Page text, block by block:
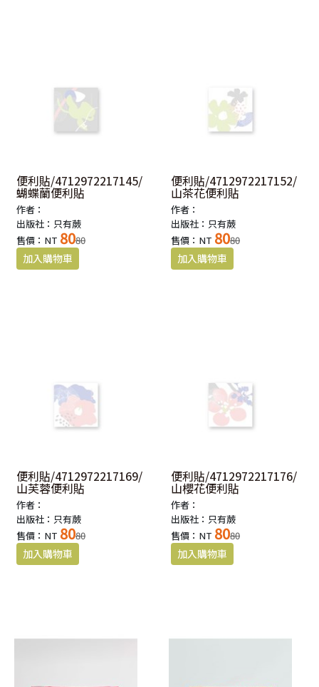
便利貼/4712972217145/
蝴蝶蘭便利貼
作者：
出版社：只有蕨
售價：NT 8080
便利貼/4712972217152/
山茶花便利貼
作者：
出版社：只有蕨
售價：NT 8080
便利貼/4712972217169/
山芙蓉便利貼
作者：
出版社：只有蕨
售價：NT 8080
便利貼/4712972217176/
山櫻花便利貼
作者：
出版社：只有蕨
售價：NT 8080